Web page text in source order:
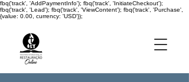
fbq('track', 'AddPaymentInfo'); fbq('track', 'InitiateCheckout');
fbq('track', 'Lead'); fbq('track', 'ViewContent'); fbq('track', 'Purchase',
{value: 0.00, currency: 'USD'});